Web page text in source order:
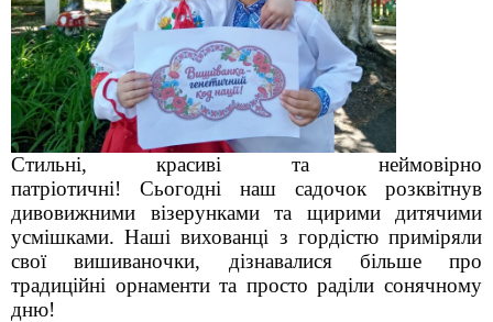
Стильні, красиві та неймовірно
патріотичні! Сьогодні наш садочок розквітнув
дивовижними візерунками та щирими дитячими
усмішками. Наші вихованці з гордістю приміряли
свої вишиваночки, дізнавалися більше про
традиційні орнаменти та просто раділи сонячному
дню!